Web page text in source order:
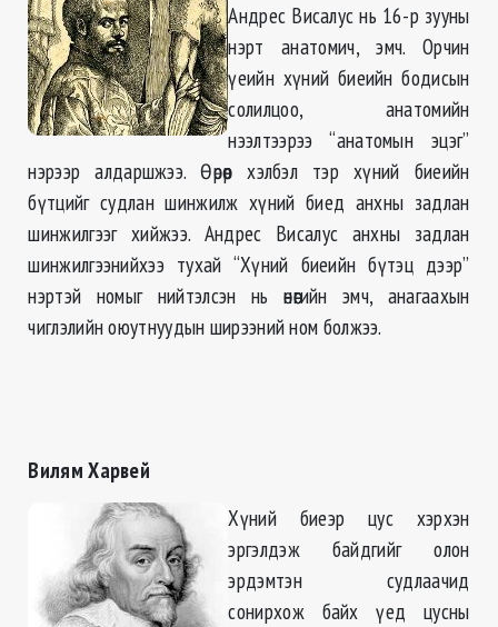
Андрес Висалус нь 16-р зууны
нэрт анатомич, эмч. Орчин
үеийн хүний биеийн бодисын
солилцоо, анатомийн
нээлтээрээ “анатомын эцэг”
нэрээр алдаршжээ. Өөрөөр хэлбэл тэр хүний биеийн
бүтцийг судлан шинжилж хүний биед анхны задлан
шинжилгээг хийжээ. Андрес Висалус анхны задлан
шинжилгээнийхээ тухай “Хүний биеийн бүтэц дээр”
нэртэй номыг нийтэлсэн нь өнөөгийн эмч, анагаахын
чиглэлийн оюутнуудын ширээний ном болжээ.
Вилям Харвей
Хүний биеэр цус хэрхэн
эргэлдэж байдгийг олон
эрдэмтэн судлаачид
сонирхож байх үед цусны